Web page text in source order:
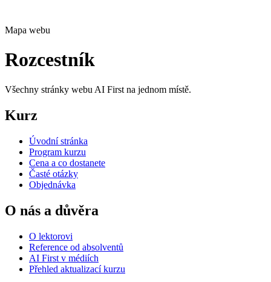
Mapa webu
Rozcestník
Všechny stránky webu AI First na jednom místě.
Kurz
Úvodní stránka
Program kurzu
Cena a co dostanete
Časté otázky
Objednávka
O nás a důvěra
O lektorovi
Reference od absolventů
AI First v médiích
Přehled aktualizací kurzu